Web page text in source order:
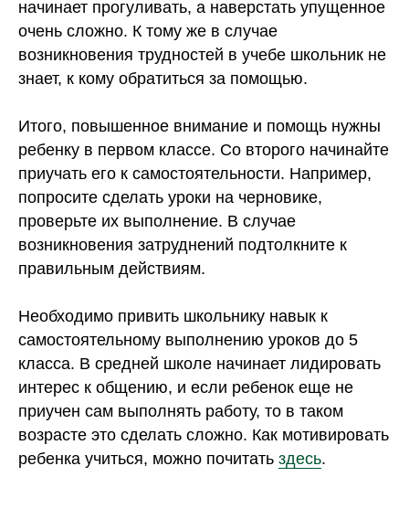
начинает прогуливать, а наверстать упущенное
очень сложно. К тому же в случае
возникновения трудностей в учебе школьник не
знает, к кому обратиться за помощью.
Итого, повышенное внимание и помощь нужны
ребенку в первом классе. Со второго начинайте
приучать его к самостоятельности. Например,
попросите сделать уроки на черновике,
проверьте их выполнение. В случае
возникновения затруднений подтолкните к
правильным действиям.
Необходимо привить школьнику навык к
самостоятельному выполнению уроков до 5
класса. В средней школе начинает лидировать
интерес к общению, и если ребенок еще не
приучен сам выполнять работу, то в таком
возрасте это сделать сложно. Как мотивировать
ребенка учиться, можно почитать здесь.